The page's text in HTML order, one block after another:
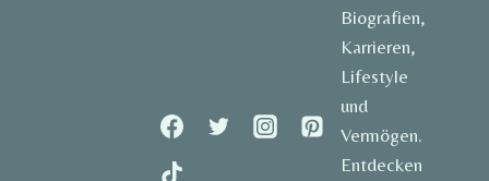
Biografien,
Karrieren,
Lifestyle
und
Vermögen.
Entdecken